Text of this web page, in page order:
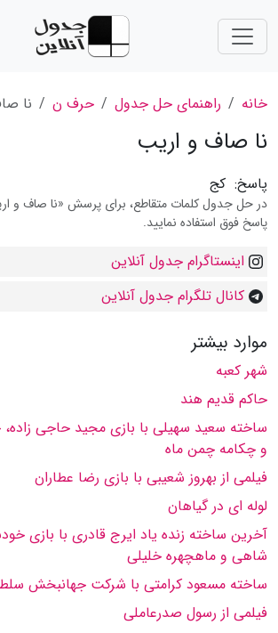
خانه راهنمای حل جدول حرف ن نا
نا صاف و اریب
پاسخ: کج
در حل جدول کلمات متقاطع، برای پرسش «نا صاف و
پاسخ فوق استفاده نمایید.
اینستاگرام جدول آنلاین
کانال تلگرام جدول آنلاین
موارد بیشتر
شهر كعبه
حاكم قدیم هند
ساخته سعید سهیلی با بازی مجید حاجی
و چكامه چمن ماه
فیلمی از بهروز شعیبی با بازی رضا عطاران
لوله ای در گیاهان
آخرین ساخته زنده یاد ایرج قادری با بازی
شاهی و ماهچهره خلیلی
ساخته مسعود كرامتی با شركت جهانبخش
فیلمی از رسول صدرعاملی